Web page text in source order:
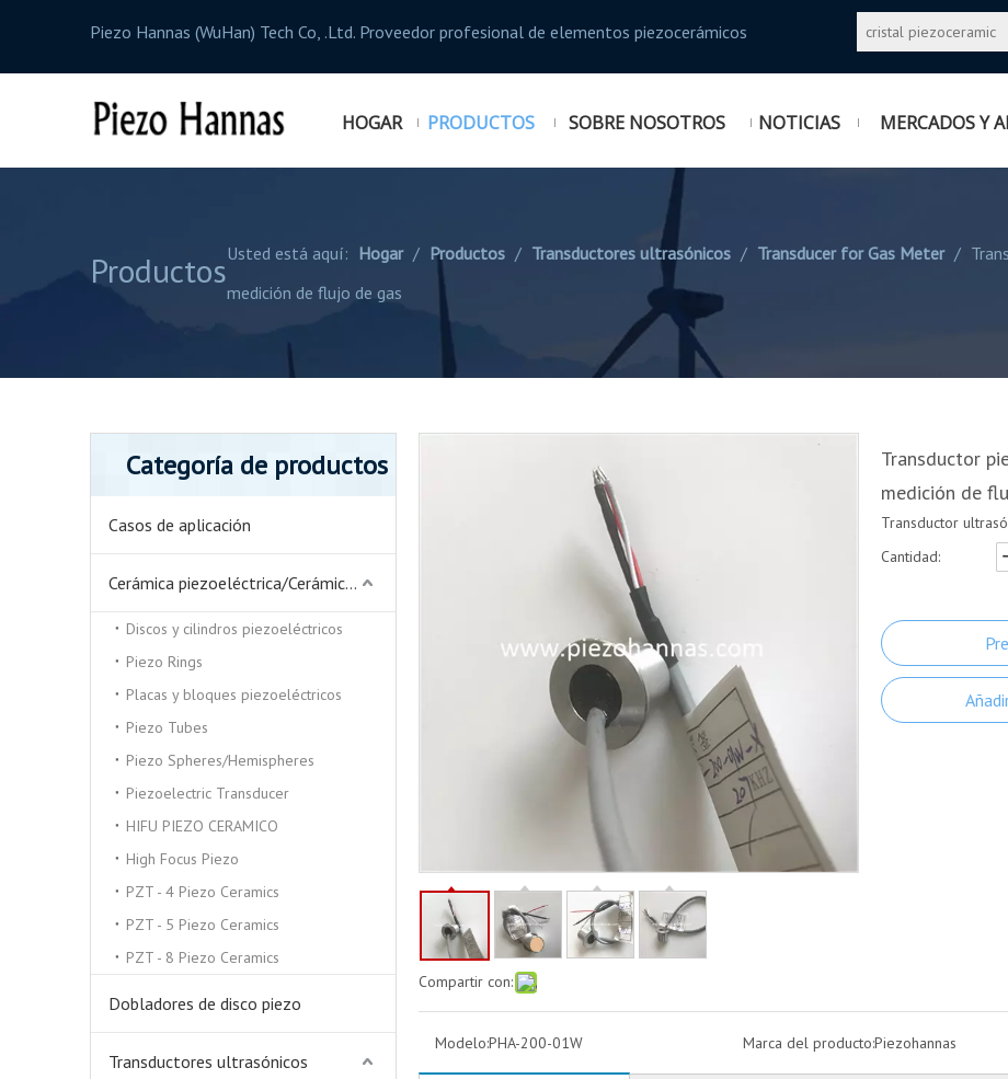
Piezo Hannas (WuHan) Tech Co, .Ltd. Proveedor profesional de elementos piezocerámicos
HOGAR PRODUCTOS SOBRE NOSOTROS NOTICIAS MERCADOS Y
ProductosUsted está aquí: Hogar / Productos / Transductores ultrasónicos / Transducer for Gas Meter /
medición de flujo de gas
Categoría de productos
Casos de aplicación
Cerámica piezoeléctrica/Cerámica piezoeléctrica
Discos y cilindros piezoeléctricos
Piezo Rings
Placas y bloques piezoeléctricos
Piezo Tubes
Piezo Spheres/Hemispheres
Piezoelectric Transducer
HIFU PIEZO CERAMICO
High Focus Piezo
PZT - 4 Piezo Ceramics
PZT - 5 Piezo Ceramics
PZT - 8 Piezo Ceramics
Dobladores de disco piezo
Transductores ultrasónicos
Compartir con:
Transductor
medición de
Transductor
Cantidad:
Modelo:PHA-200-01W Marca del producto:Piezohannas